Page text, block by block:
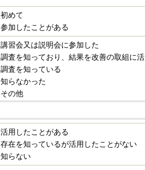
初めて
参加したことがある
講習会又は説明会に参加した
調査を知っており、結果を改善の取組に
調査を知っている
知らなかった
その他
活用したことがある
存在を知っているが活用したことがない
知らない